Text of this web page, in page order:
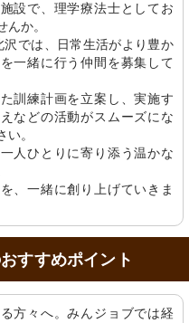
設で、理学療法士としてお
か。
では、日常生活がより豊か
一緒に行う仲間を募集して
訓練計画を立案し、実施す
などの活動がスムーズにな
。
人ひとりに寄り添う温かな
、一緒に創り上げていきま
すすめポイント
方々へ。みんジョブでは経